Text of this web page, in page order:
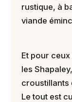
rustique, à
viande
Et pour
les
croustillants
Le tout est